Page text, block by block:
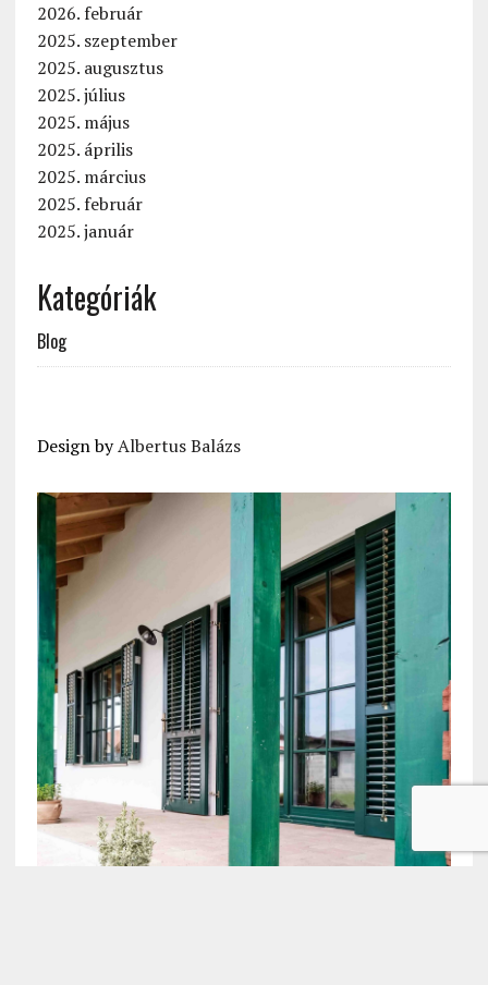
2026. február
2025. szeptember
2025. augusztus
2025. július
2025. május
2025. április
2025. március
2025. február
2025. január
Kategóriák
Blog
Design byAlbertus Balázs